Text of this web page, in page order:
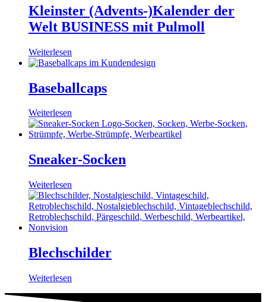
Kleinster (Advents-)Kalender der
Welt BUSINESS mit Pulmoll
Weiterlesen
Baseballcaps
Weiterlesen
Sneaker-Socken
Weiterlesen
Blechschilder
Weiterlesen